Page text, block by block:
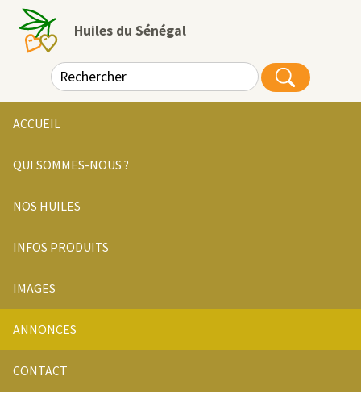
Huiles du Sénégal
ACCUEIL
QUI SOMMES-NOUS ?
NOS HUILES
INFOS PRODUITS
IMAGES
ANNONCES
CONTACT